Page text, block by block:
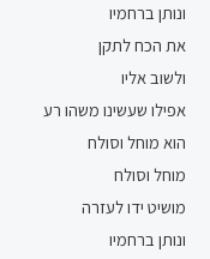
ונותן ברחמיו
את הכח לתקן
ולשוב אליו
אפילו שעשינו משהו רע
הוא מוחל וסולח
מוחל וסולח
מושיט ידו לעזרה
ונותן ברחמיו